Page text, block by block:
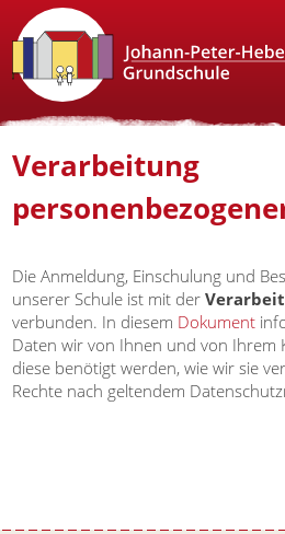
Verarbeitung
Die Anmeldung, Einschulung und
unserer Schule ist mit der
verbunden. In diesem Dokument
Daten wir von Ihnen und von Ihrem
diese benötigt werden, wie wir sie
Rechte nach geltendem